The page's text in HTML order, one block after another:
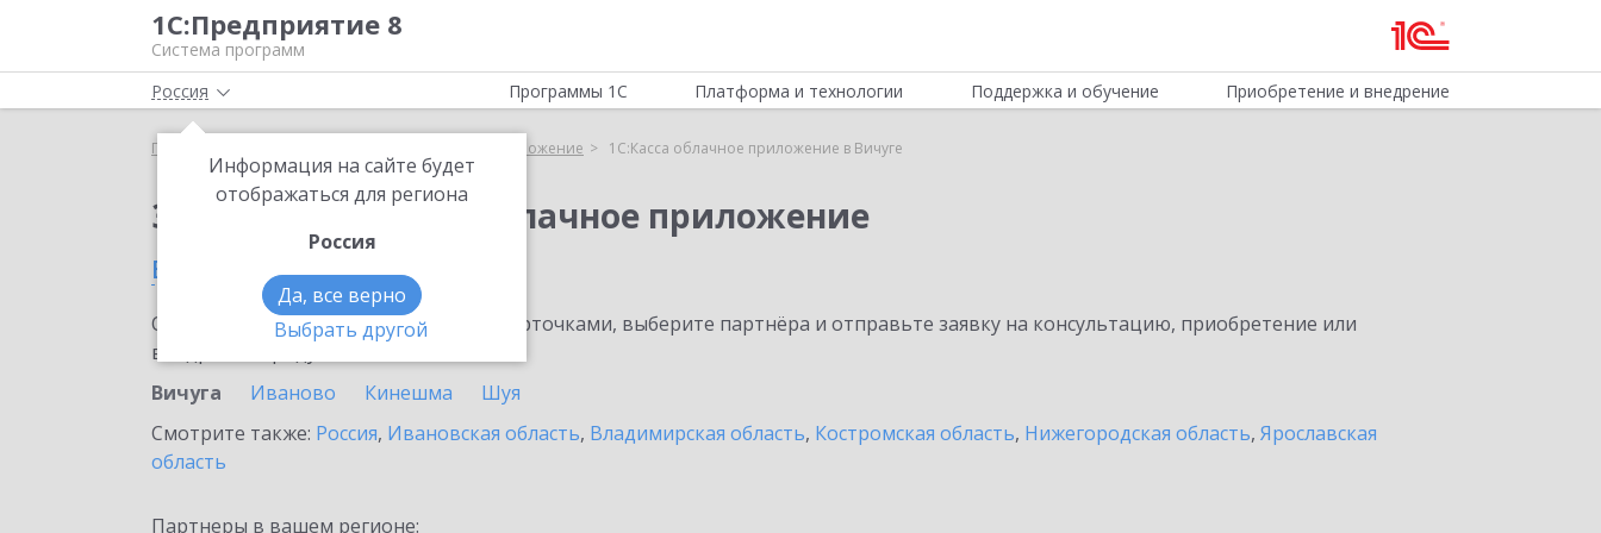
1С:Предприятие 8
Система программ
Россия
Информация на сайте будет
отображаться для региона
Россия
Да, все верно
Выбрать другой
Программы 1С Платформа и технологии Поддержка и обучение Приобретение и внедрение
Главная 1С:Касса облачное приложение 1С:Касса облачное приложение в Вичуге
Заказать 1С:Касса облачное приложение
в Вичуге
Ознакомьтесь с информационными карточками, выберите партнёра и отправьте заявку на консультацию, приобретение или
внедрение продукта.
Вичуга
Иваново Кинешма
Шуя
Смотрите также: Россия, Ивановская область, Владимирская область, Костромская область, Нижегородская область, Ярославская
область
Партнеры в вашем регионе: